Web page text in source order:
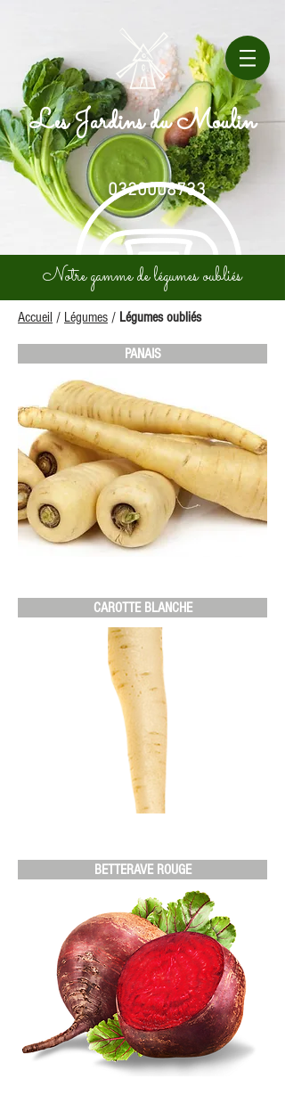
Les Jardins du Moulin
0320008733
Notre gamme de légumes oubliés
Accueil / Légumes / Légumes oubliés
PANAIS
CAROTTE BLANCHE
BETTERAVE ROUGE